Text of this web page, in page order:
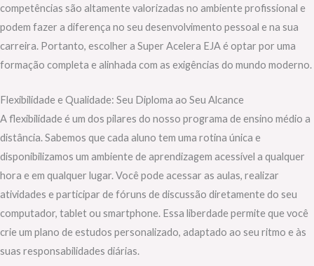
competências são altamente valorizadas no ambiente profissional e
podem fazer a diferença no seu desenvolvimento pessoal e na sua
carreira. Portanto, escolher a Super Acelera EJA é optar por uma
formação completa e alinhada com as exigências do mundo moderno.
Flexibilidade e Qualidade: Seu Diploma ao Seu Alcance
A flexibilidade é um dos pilares do nosso programa de ensino médio a
distância. Sabemos que cada aluno tem uma rotina única e
disponibilizamos um ambiente de aprendizagem acessível a qualquer
hora e em qualquer lugar. Você pode acessar as aulas, realizar
atividades e participar de fóruns de discussão diretamente do seu
computador, tablet ou smartphone. Essa liberdade permite que você
crie um plano de estudos personalizado, adaptado ao seu ritmo e às
suas responsabilidades diárias.